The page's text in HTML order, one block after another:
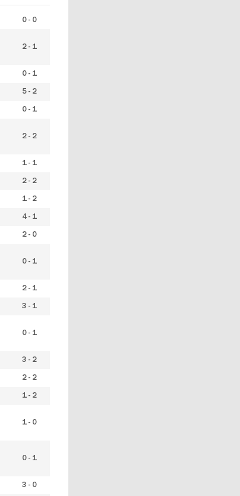
0 - 0
2 - 1
0 - 1
5 - 2
0 - 1
2 - 2
1 - 1
2 - 2
1 - 2
4 - 1
2 - 0
0 - 1
2 - 1
3 - 1
0 - 1
3 - 2
2 - 2
1 - 2
1 - 0
0 - 1
3 - 0